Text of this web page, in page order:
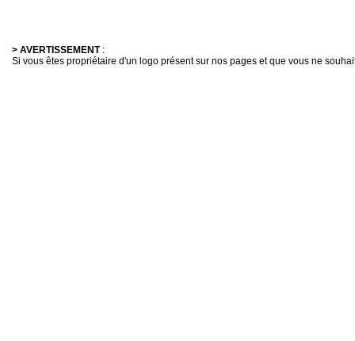
> AVERTISSEMENT:
Si vous êtes propriétaire d'un logo présent sur nos pages et que vous ne